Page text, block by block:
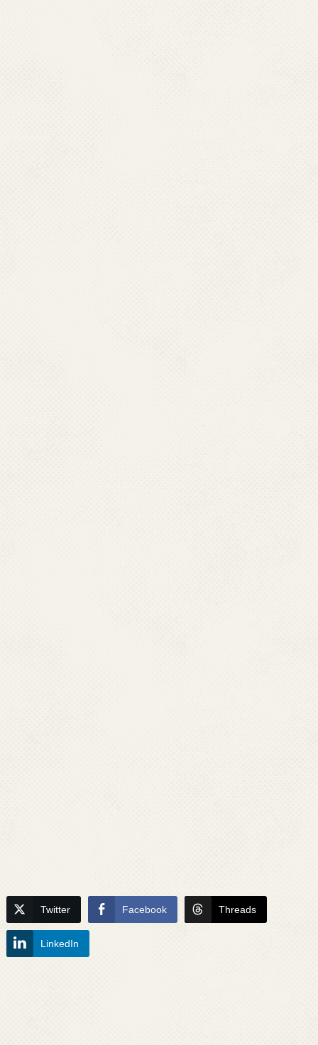
Twitter Facebook Threads
LinkedIn